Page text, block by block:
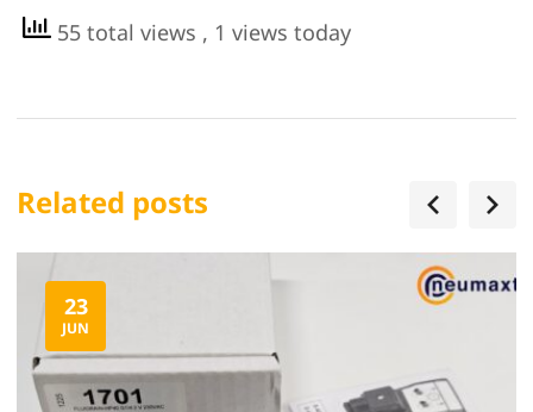
55 total views , 1 views today
Related posts
23
JUN